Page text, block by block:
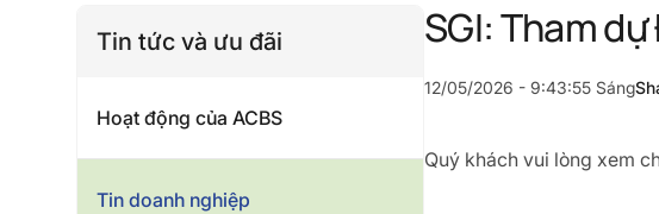
Tin tức và ưu đãi
Hoạt động của ACBS
Tin doanh nghiệp
SGI: Tham
12/05/2026 - 9:43:55 Sáng
Quý khách vui lòng xem